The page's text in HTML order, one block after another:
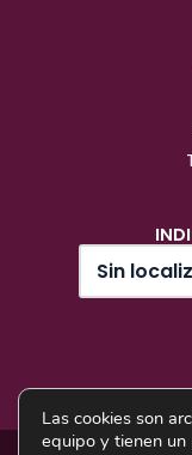
Las cookies son
equipo y tienen un